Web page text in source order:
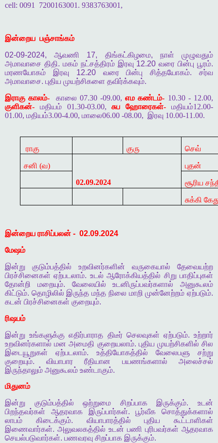
cell: 0091 7200163001. 9383763001,
இன்றைய பஞ்சாங்கம்
02-09-2024,ஆவணி 17, திங்கட்கிழமை, நாள்
முழுவதும்
அமாவாசை திதி. மகம் நட்சத்திரம் இரவு 12.20வரை பின்பு பூரம்.
மரணயோகம்
இரவு 12.20 வரை பின்பு சித்தயோகம்.சர்வ
அமாவாசை. புதிய முயற்சிகளை தவிர்க்கவும்.
இராகு காலம்-
காலை 07.30 -09.00,எம கண்டம்- 10.30 - 12.00,
குளிகன்- மதியம் 01.30-03.00,சுப ஹோரைகள்- மதியம்12.00-
01.00, மதியம்3.00-4.00, மாலை06.00 -08.00, இரவு 10.00-11.00.
ராகு குரு செவ்
சனி (வ)
02.09.2024
புதன்
சூரிய
சுக்கி
இன்றைய ராசிப்பலன் - 02.09.2024
மேஷம்
இன்று
குடும்பத்தில் உறவினர்களின் வருகையால்
தேவையற்ற
பிரச்சினைகள் ஏற்படலாம். உடல் ஆரோக்கியத்தில் சிறு பாதிப்புகள்
தோன்றி
மறையும். வேலையில் உடனிருப்பவர்களால்
அனுகூலம்
கிட்டும். தொழிலில் இருந்த மந்த நிலை மாறி முன்னேற்றம் ஏற்படும்.
கடன் பிரச்சினைகள் குறையும்.
ரிஷபம்
இன்று உங்களுக்கு எதிர்பாராத திடீர் செலவுகள் ஏற்படும்.உற்றார்
உறவினர்களால் மன அமைதி குறையலாம். புதிய முயற்சிகளில் சில
இடையூறுகள்
ஏற்படலாம். உத்தியோகத்தில் வேலைபளு
சற்று
குறையும். வியாபார ரீதியான பயணங்களால்
அலைச்சல்
இருந்தாலும் அனுகூலம் உண்டாகும்.
மிதுனம்
இன்று
குடும்பத்தில் ஒற்றுமை சிறப்பாக இருக்கும்.உடன்
பிறந்தவர்கள்
ஆதரவாக இருப்பார்கள்.பூர்வீக
சொத்துக்களால்
லாபம்
கிடைக்கும். வியாபாரத்தில் புதிய
கூட்டாளிகள்
இணைவார்கள். அலுவலகத்தில் உடன் பணி புரிபவர்கள் ஆதரவாக
செயல்படுவார்கள். பணவரவு சிறப்பாக இருக்கும்.